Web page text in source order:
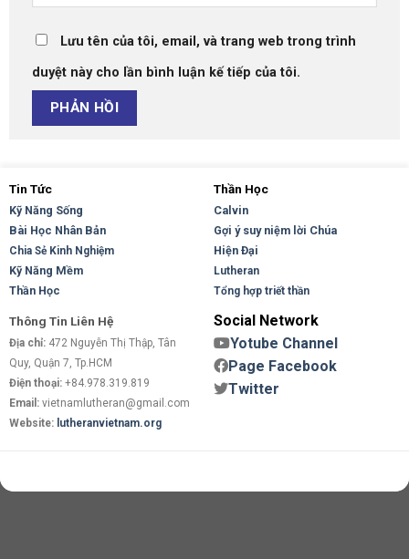
Lưu tên của tôi, email, và trang web trong trình
duyệt này cho lần bình luận kế tiếp của tôi.
Tin Tức
Kỹ Năng Sống
Bài Học Nhân Bản
Chia Sẻ Kinh Nghiệm
Kỹ Năng Mềm
Thần Học
Thần Học
Calvin
Gợi ý suy niệm lời Chúa
Hiện Đại
Lutheran
Tổng hợp triết thần
Thông Tin Liên Hệ
Địa chỉ: 472 Nguyễn Thị Thập, Tân
Quy, Quận 7, Tp.HCM
Điện thoại: +84.978.319.819
Email: vietnamlutheran@gmail.com
Website: lutheranvietnam.org
Social Network
Yotube Channel
Page Facebook
Twitter